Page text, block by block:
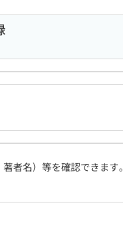
者名）等を確認できます。